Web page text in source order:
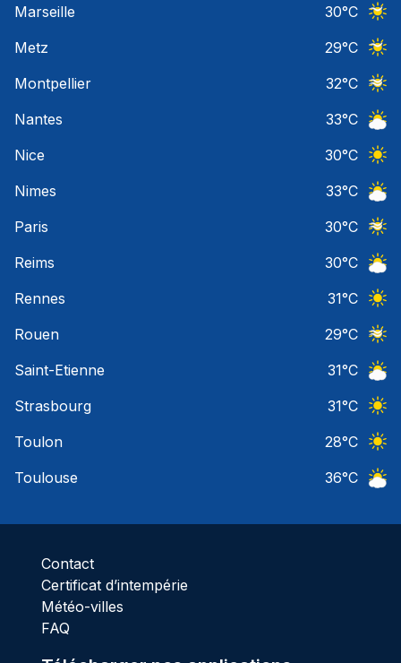
Marseille
30°C
Metz
29°C
Montpellier
32°C
Nantes
33°C
Nice
30°C
Nimes
33°C
Paris
30°C
Reims
30°C
Rennes
31°C
Rouen
29°C
Saint-Etienne
31°C
Strasbourg
31°C
Toulon
28°C
Toulouse
36°C
Contact
Certificat d’intempérie
Météo-villes
FAQ